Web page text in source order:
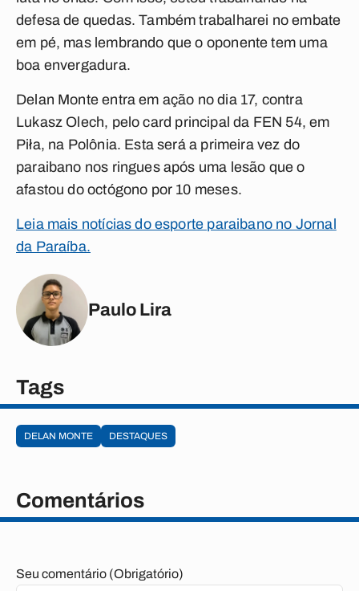
defesa de quedas. Também trabalharei no embate
em pé, mas lembrando que o oponente tem uma
boa envergadura.
Delan Monte entra em ação no dia 17, contra
Lukasz Olech, pelo card principal da FEN 54, em
Piła, na Polônia. Esta será a primeira vez do
paraibano nos ringues após uma lesão que o
afastou do octógono por 10 meses.
Leia mais notícias do esporte paraibano no Jornal
da Paraíba.
Paulo Lira
Tags
DELAN MONTE DESTAQUES
Comentários
Seu comentário (Obrigatório)